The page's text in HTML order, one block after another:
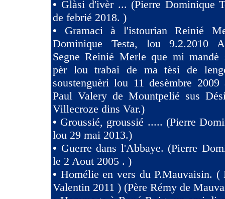
• Glàsi d'ivèr ... (Pierre Dominique
de febrié 2018. )
• Gramaci à l'istourian Reinié
Dominique Testa, lou 9.2.2010
Segne Reinié Merle que mi mandè
pèr lou trabai de ma tèsi de
soustenguèri lou 11 desèmbre
Paul Valery de Mountpelié sus
Villecroze dins Var.)
• Groussié, groussié ..... (Pierre
lou 29 mai 2013.)
• Guerre dans l'Abbaye. (Pierre
le 2 Aout 2005 . )
• Homélie en vers du P.Mauvaisin. (
Valentin 2011 ) (Père Rémy de